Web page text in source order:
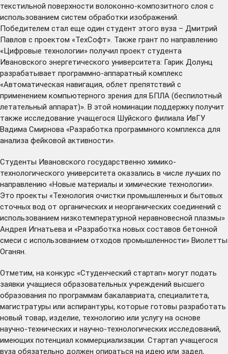
текстильной поверхности волоконно-композитного слоя с
использованием систем обработки изображений.
Победителем стал еще один студент этого вуза – Дмитрий
Павлов с проектом «ТехСофт». Также грант по направлению
«Цифровые технологии» получил проект студента
Ивановского энергетического университета: Гарик Долунц
разрабатывает программно-аппаратный комплекс
«Автоматическая навигация, облет препятствий с
применением компьютерного зрения для БПЛА (беспилотный
летательный аппарат)». В этой номинации поддержку получит
также исследование учащегося Шуйского филиала ИвГУ
Вадима Смирнова «Разработка программного комплекса для
анализа фейковой активности».
Студенты Ивановского государственно химико-
технологического университета оказались в числе лучших по
направлению «Новые материалы и химические технологии».
Это проекты «Технология очистки промышленных и бытовых
сточных вод от органических и неорганических соединений с
использованием низкотемпературной неравновесной плазмы»
Андрея Игнатьева и «Разработка новых составов бетонной
смеси с использованием отходов промышленности» Виолетты
Оганян.
Отметим, на конкурс «Студенческий стартап» могут подать
заявки учащиеся образовательных учреждений высшего
образования по программам бакалавриата, специалитета,
магистратуры или аспирантуры, которые готовы разработать
новый товар, изделие, технологию или услугу на основе
научно-технических и научно-технологических исследований,
имеющих потенциал коммерциализации. Стартап учащегося
вуза обязательно должен опираться на идею или задел,